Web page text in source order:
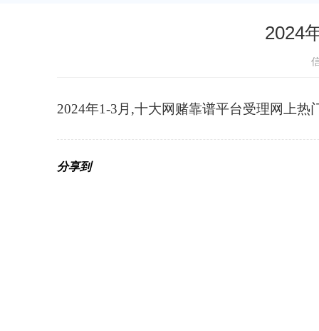
2024
2024年1-3月,十大网赌靠谱平台受理网上
分享到